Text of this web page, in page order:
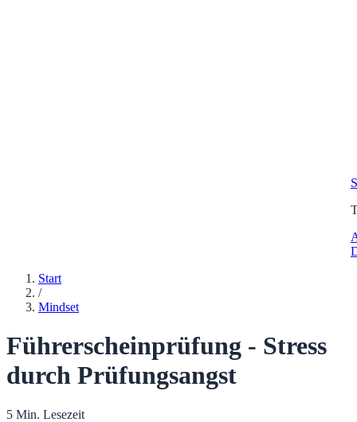
Start
/
Mindset
Führerscheinprüfung - Stress
durch Prüfungsangst
5 Min. Lesezeit